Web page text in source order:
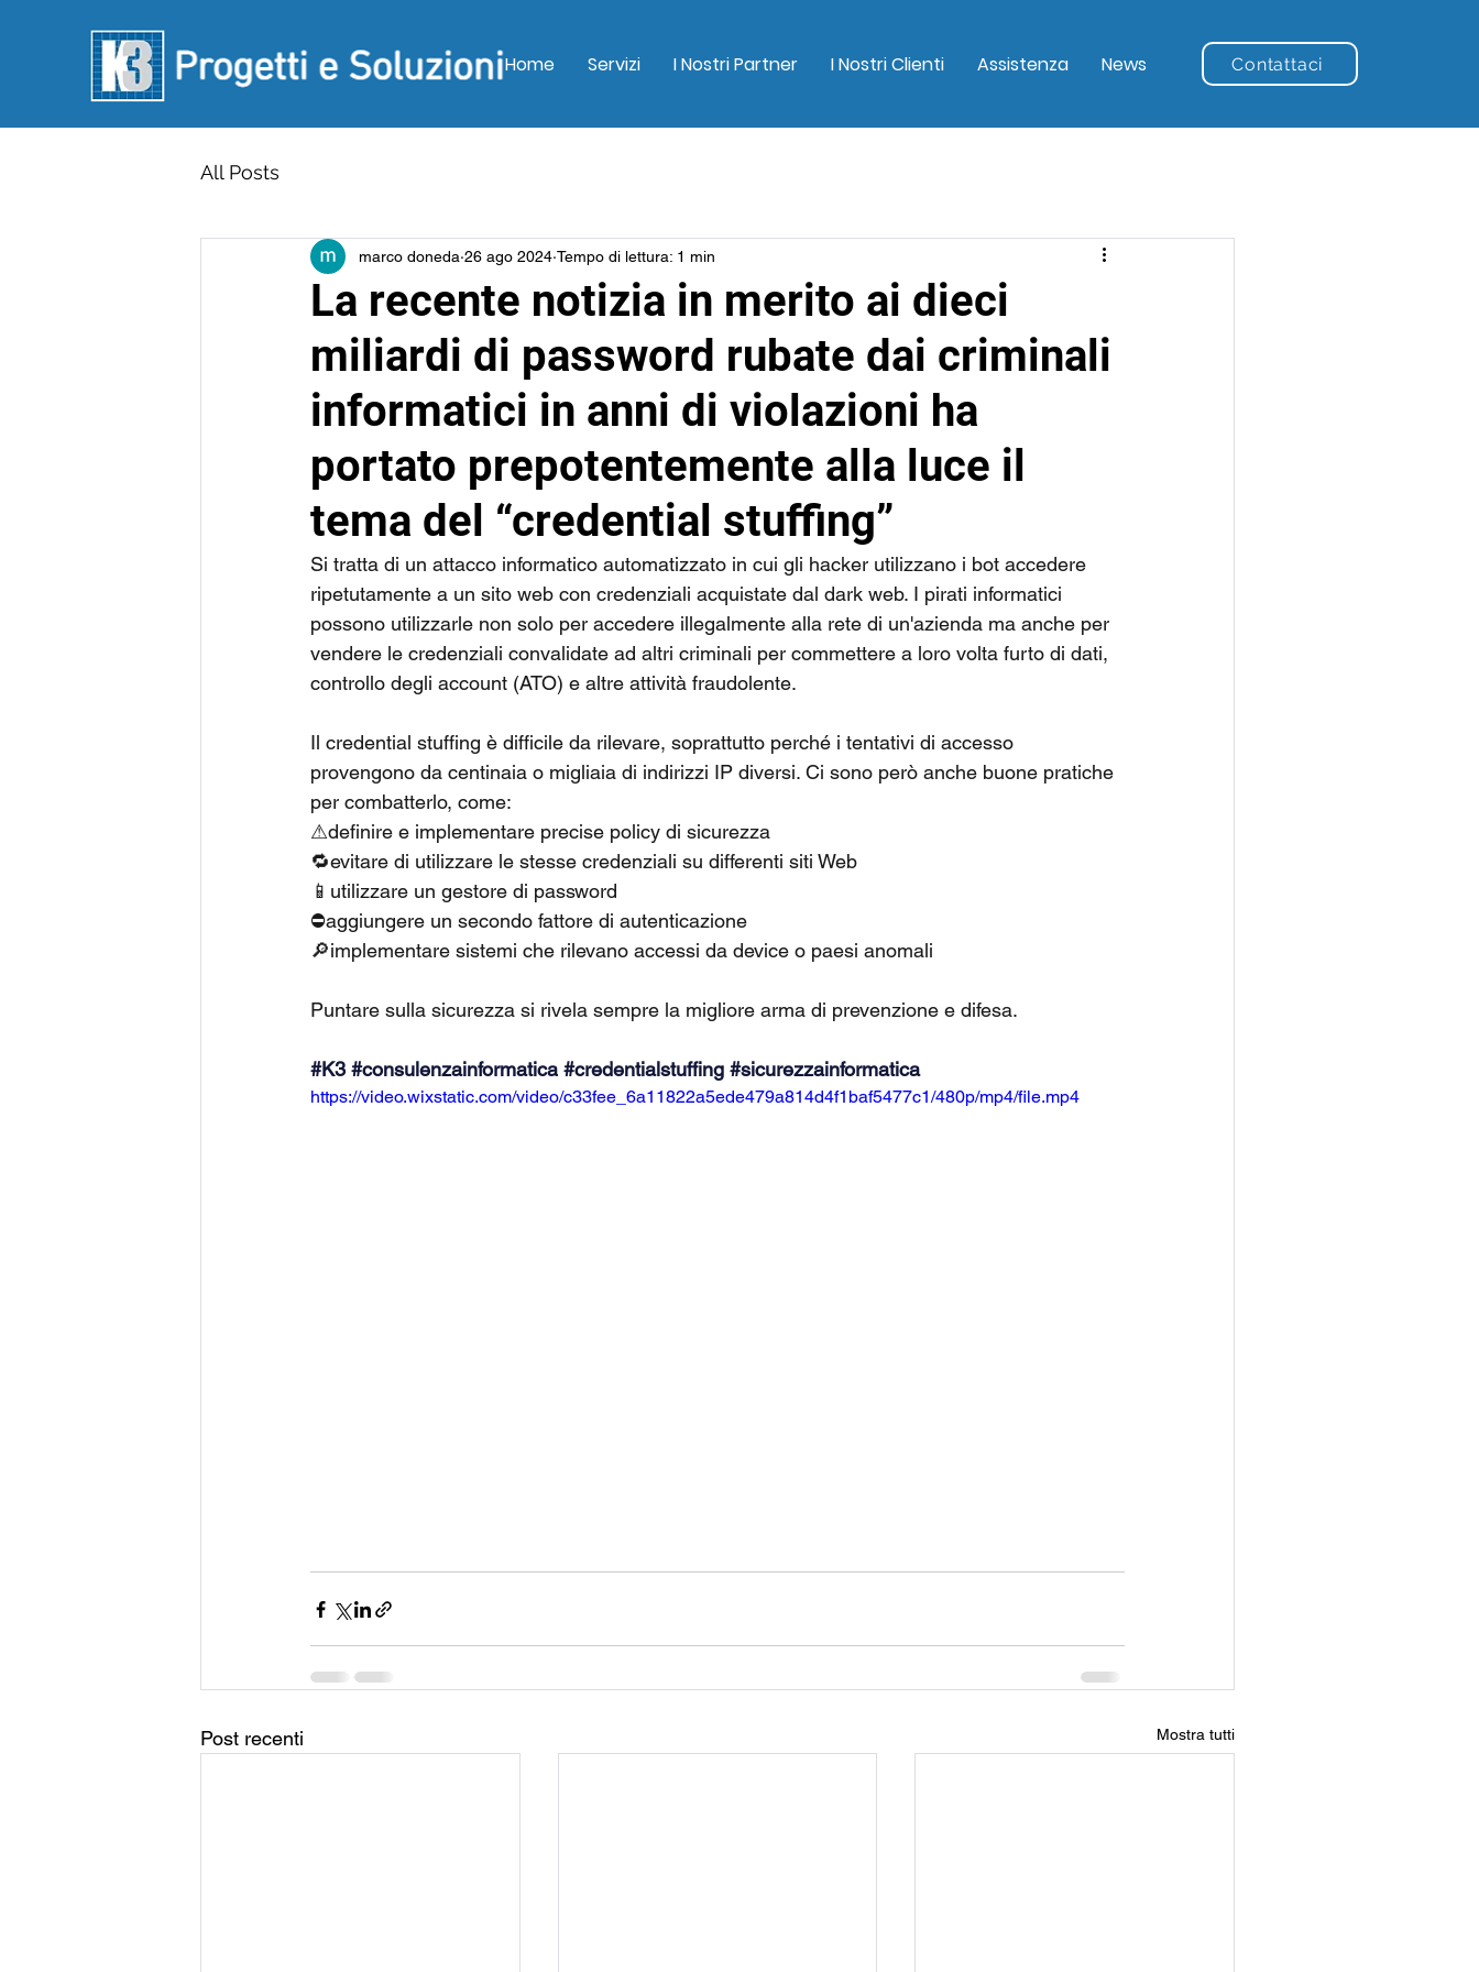
Home Servizi I Nostri Partner I Nostri Clienti Assistenza News Contattaci
All Posts
La recente notizia in merito ai dieci
miliardi di password rubate dai criminali
informatici in anni di violazioni ha
portato prepotentemente alla luce il
tema del “credential stuffing”
marco doneda 26 ago 2024 Tempo di lettura: 1 min
Si tratta di un attacco informatico automatizzato in cui gli hacker utilizzano i bot accedere
ripetutamente a un sito web con credenziali acquistate dal dark web. I pirati informatici
possono utilizzarle non solo per accedere illegalmente alla rete di un'azienda ma anche per
vendere le credenziali convalidate ad altri criminali per commettere a loro volta furto di dati,
controllo degli account (ATO) e altre attività fraudolente.
Il credential stuffing è difficile da rilevare, soprattutto perché i tentativi di accesso
provengono da centinaia o migliaia di indirizzi IP diversi. Ci sono però anche buone pratiche
per combatterlo, come:
⚠definire e implementare precise policy di sicurezza
🔁evitare di utilizzare le stesse credenziali su differenti siti Web
📱utilizzare un gestore di password
⛔aggiungere un secondo fattore di autenticazione
🔎implementare sistemi che rilevano accessi da device o paesi anomali
Puntare sulla sicurezza si rivela sempre la migliore arma di prevenzione e difesa.
#K3 #consulenzainformatica #credentialstuffing #sicurezzainformatica
https://video.wixstatic.com/video/c33fee_6a11822a5ede479a814d4f1baf5477c1/480p/mp4/file.mp4
Post recenti Mostra tutti